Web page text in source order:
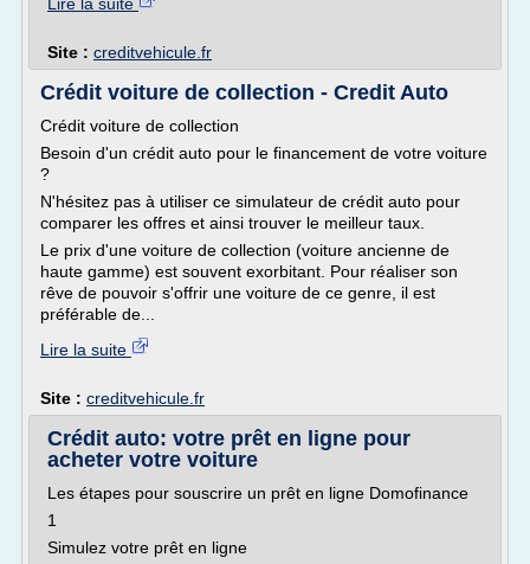
Site : creditvehicule.fr
Crédit voiture de collection - Credit Auto
Crédit voiture de collection
Besoin d'un crédit auto pour le financement de votre voiture
?
N'hésitez pas à utiliser ce simulateur de crédit auto pour
comparer les offres et ainsi trouver le meilleur taux.
Le prix d'une voiture de collection (voiture ancienne de
haute gamme) est souvent exorbitant. Pour réaliser son
rêve de pouvoir s'offrir une voiture de ce genre, il est
préférable de...
Lire la suite
Site : creditvehicule.fr
Crédit auto: votre prêt en ligne pour
acheter votre voiture
Les étapes pour souscrire un prêt en ligne Domofinance
1
Simulez votre prêt en ligne